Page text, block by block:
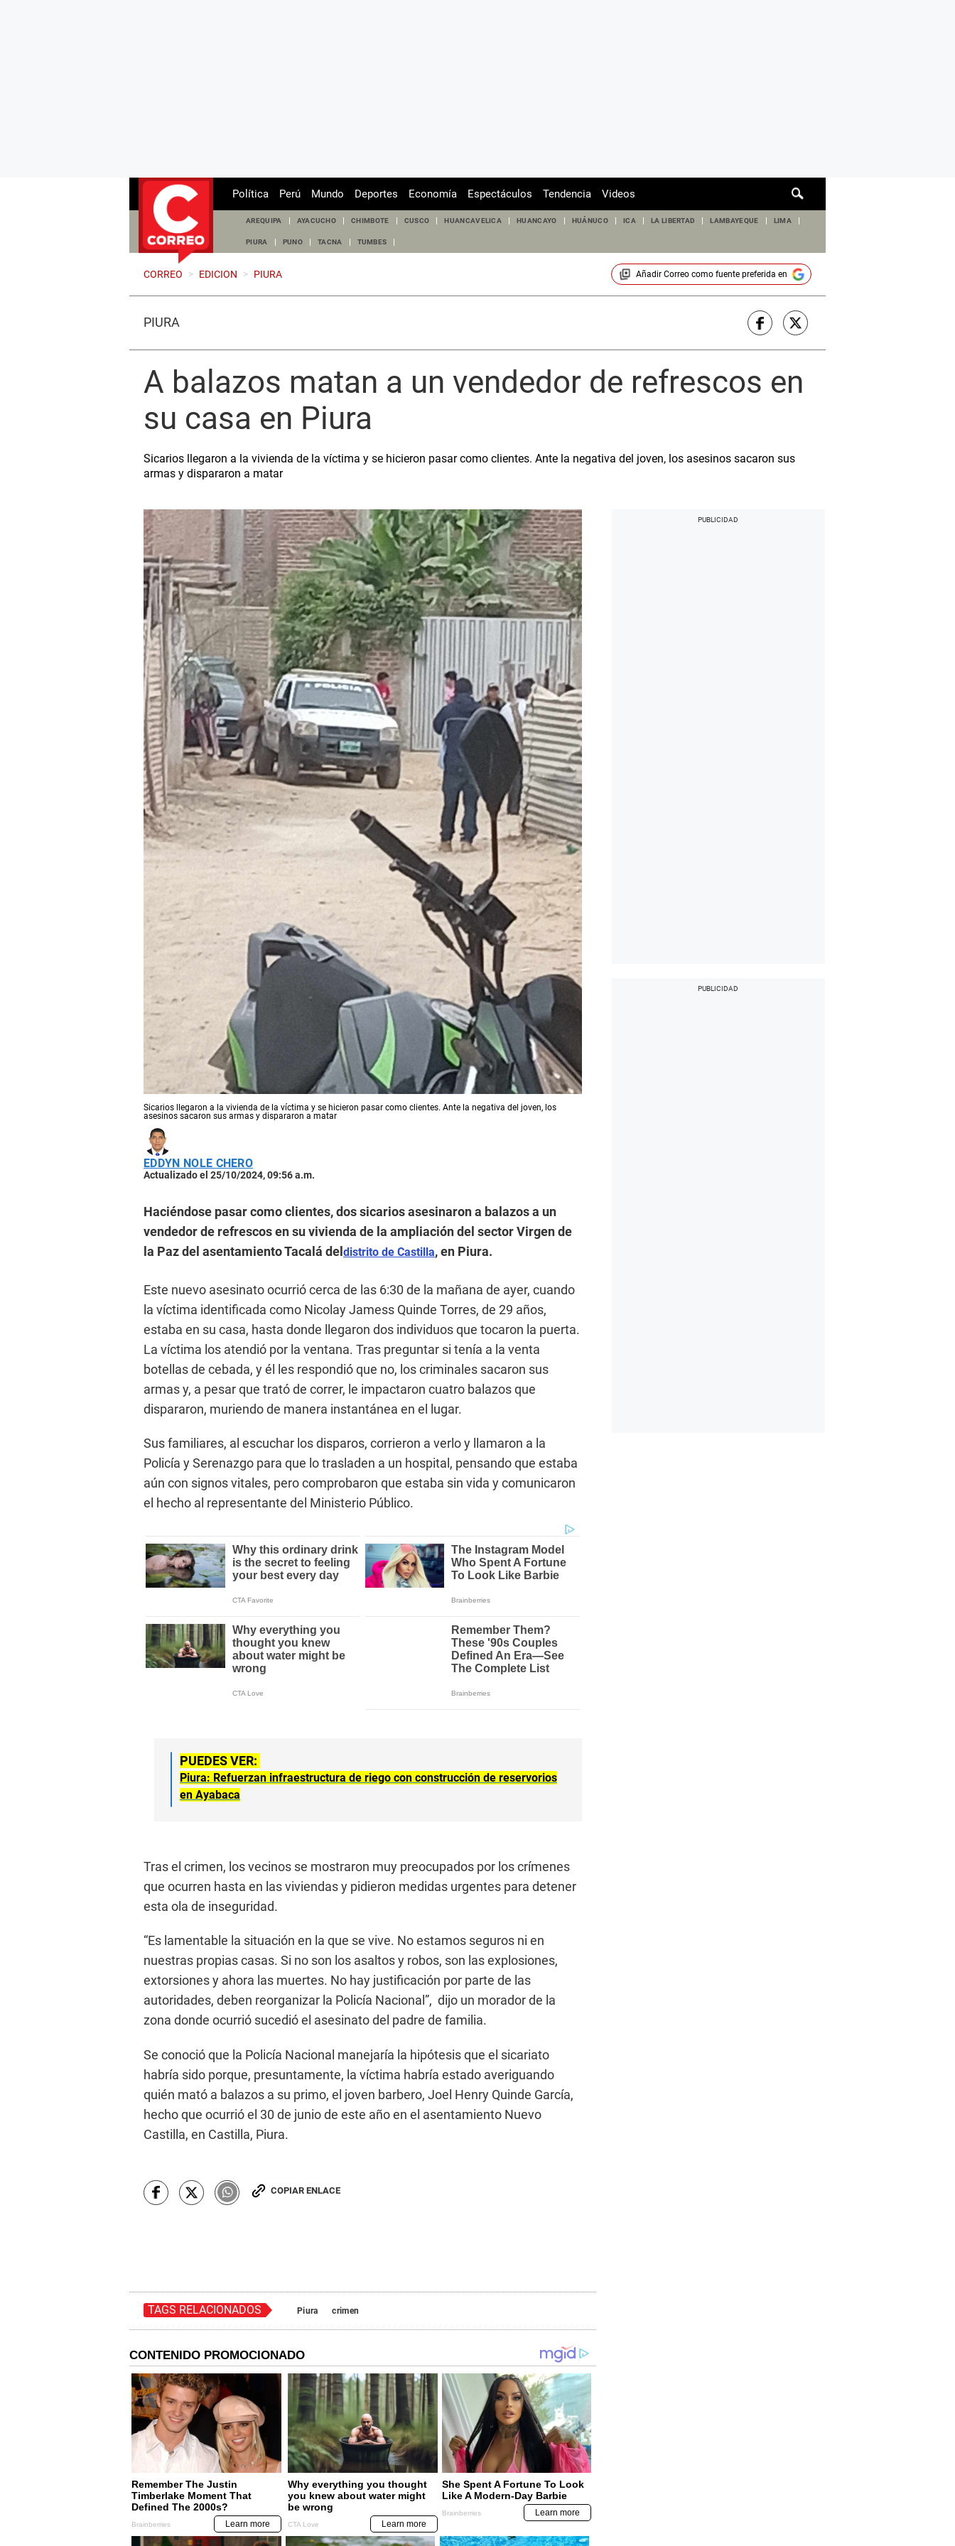
de
Política Perú Mundo Deportes Economía Espectáculos Tendencia Videos
AREQUIPA AYACUCHO CHIMBOTE CUSCO HUANCAVELICA HUANCAYO HUÁNUCO ICA LA LIBERTAD LAMBAYEQUE LIMA
PIURA PUNO TACNA TUMBES
CORREO > EDICION > PIURA Añadir Correocomo fuente preferida en
PIURA
A balazos matan a un vendedor de refrescos en
su casa en Piura
Sicarios llegaron a la vivienda de la víctima y se hicieron pasar como clientes. Ante la negativa del joven, los asesinos sacaron sus
armas y dispararon a matar
Sicarios llegaron a la vivienda de la víctima y se hicieron pasar como clientes. Ante la negativa del joven, los
asesinos sacaron sus armas y dispararon a matar
EDDYN NOLE CHERO
Actualizado el 25/10/2024, 09:56 a.m.
Haciéndose pasar como clientes, dos sicarios asesinaron a balazos a un
vendedor de refrescos en su vivienda de la ampliación del sector Virgen de
la Paz del asentamiento Tacalá deldistrito de Castilla, en Piura.
Este nuevo asesinato ocurrió cerca de las 6:30 de la mañana de ayer, cuando
la víctima identificada como Nicolay Jamess Quinde Torres, de 29 años,
estaba en su casa, hasta donde llegaron dos individuos que tocaron la puerta.
La víctima los atendió por la ventana. Tras preguntar si tenía a la venta
botellas de cebada, y él les respondió que no, los criminales sacaron sus
armas y, a pesar que trató de correr, le impactaron cuatro balazos que
dispararon, muriendo de manera instantánea en el lugar.
Sus familiares, al escuchar los disparos, corrieron a verlo y llamaron a la
Policía y Serenazgo para que lo trasladen a un hospital, pensando que estaba
aún con signos vitales, pero comprobaron que estaba sin vida y comunicaron
el hecho al representante del Ministerio Público.
PUEDES VER:
Piura: Refuerzan infraestructura de riego con construcción de reservorios
en Ayabaca
Tras el crimen, los vecinos se mostraron muy preocupados por los crímenes
que ocurren hasta en las viviendas y pidieron medidas urgentes para detener
esta ola de inseguridad.
“Es lamentable la situación en la que se vive. No estamos seguros ni en
nuestras propias casas. Si no son los asaltos y robos, son las explosiones,
extorsiones y ahora las muertes. No hay justificación por parte de las
autoridades, deben reorganizar la Policía Nacional”, dijo un morador de la
zona donde ocurrió sucedió el asesinato del padre de familia.
Se conoció que la Policía Nacional manejaría la hipótesis que el sicariato
habría sido porque, presuntamente, la víctima habría estado averiguando
quién mató a balazos a su primo, el joven barbero, Joel Henry Quinde García,
hecho que ocurrió el 30 de junio de este año en el asentamiento Nuevo
Castilla, en Castilla, Piura.
COPIAR ENLACE
TAGS RELACIONADOS Piura crimen